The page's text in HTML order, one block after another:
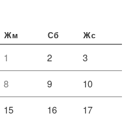
Жм Сб Жс
1 2 3
8 9 10
15 16 17